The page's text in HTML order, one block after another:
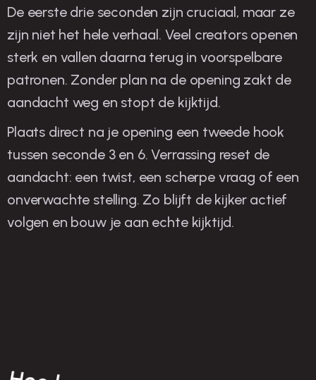
De eerste drie seconden zijn cruciaal, maar ze
zijn niet het hele verhaal. Veel creators openen
sterk en vallen daarna terug in voorspelbare
patronen. Zonder plan na de opening zakt de
aandacht weg en stopt de kijktijd.
Plaats direct na je opening een tweede hook
tussen seconde 3 en 6. Verrassing reset de
aandacht: een twist, een scherpe vraag of een
onverwachte stelling. Zo blijft de kijker actief
volgen en bouw je aan echte kijktijd.